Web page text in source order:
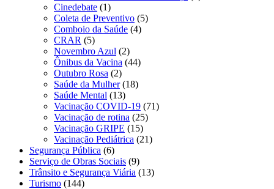
Cinedebate (1)
Coleta de Preventivo (5)
Comboio da Saúde (4)
CRAR (5)
Novembro Azul (2)
Ônibus da Vacina (44)
Outubro Rosa (2)
Saúde da Mulher(18)
Saúde Mental (13)
Vacinação COVID-19 (71)
Vacinação de rotina (25)
Vacinação GRIPE (15)
Vacinação Pediátrica (21)
Segurança Pública (6)
Serviço de Obras Sociais (9)
Trânsito e Segurança Viária (13)
Turismo (144)